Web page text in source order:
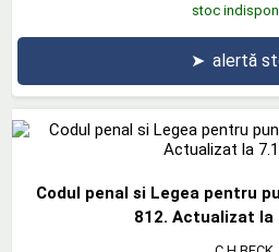
stoc
➤ alertă
Codul penal si Legea pentru
812. Actualizat la